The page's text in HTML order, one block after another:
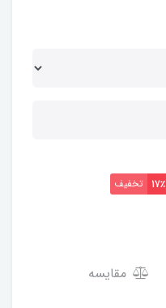
17٪ تخفیف
مقایسه